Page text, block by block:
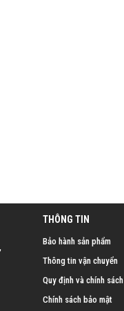
THÔNG TIN
Bảo hành sản phẩm
Thông tin vận chuyển
Quy định và chính sách
Chính sách bảo mật